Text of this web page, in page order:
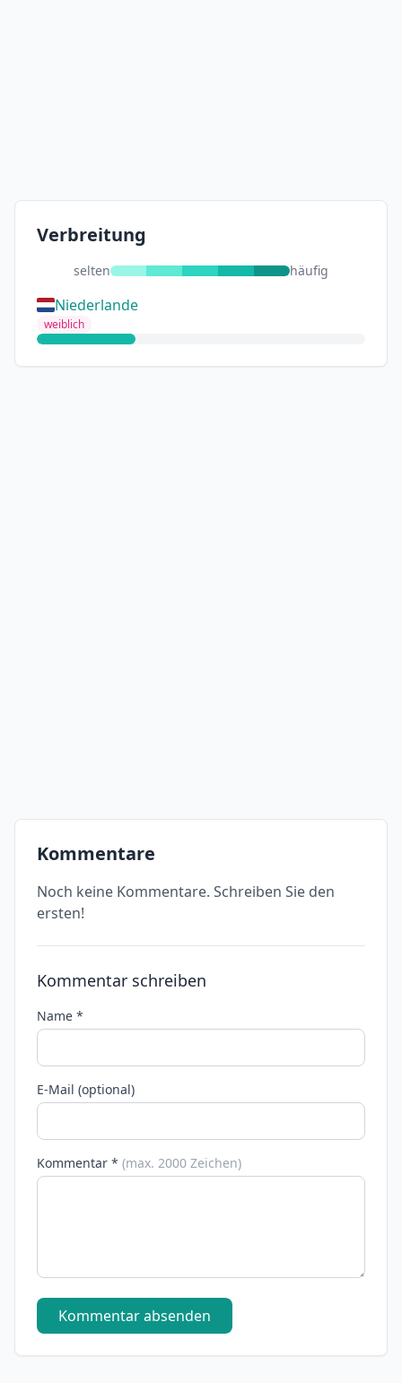
Verbreitung
selten häufig
Niederlande
weiblich
Kommentare
Noch keine Kommentare. Schreiben Sie den
ersten!
Kommentar schreiben
Name *
E-Mail (optional)
Kommentar * (max. 2000 Zeichen)
Kommentar absenden